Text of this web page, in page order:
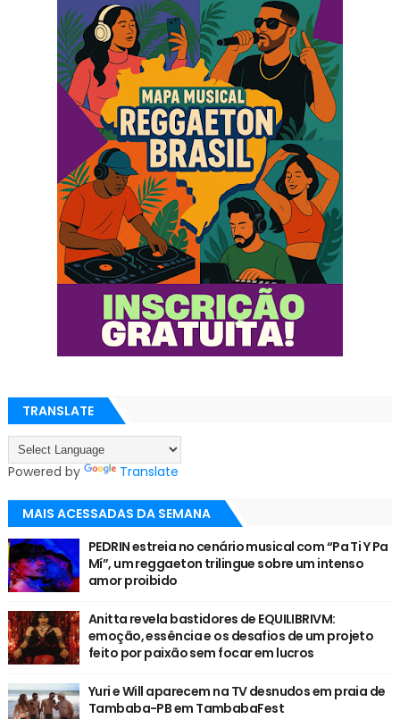
TRANSLATE
Powered by Translate
MAIS ACESSADAS DA SEMANA
PEDRIN estreia no cenário musical com “Pa Ti Y Pa
Mí”, um reggaeton trilingue sobre um intenso
amor proibido
Anitta revela bastidores de EQUILIBRIVM:
emoção, essência e os desafios de um projeto
feito por paixão sem focar em lucros
Yuri e Will aparecem na TV desnudos em praia de
Tambaba-PB em TambabaFest